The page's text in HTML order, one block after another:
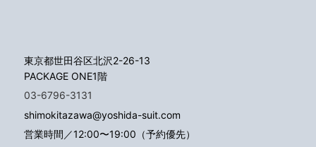
東京都世田谷区北沢2-26-13
PACKAGE ONE1階
03-6796-3131
shimokitazawa@yoshida-suit.com
営業時間／12:00〜19:00（予約優先）